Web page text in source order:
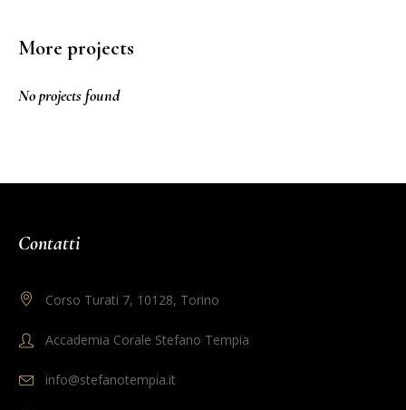
More projects
No projects found
Contatti
Corso Turati 7, 10128, Torino
Accademia Corale Stefano Tempia
info@stefanotempia.it